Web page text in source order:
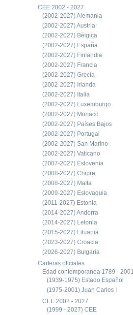
CEE 2002 - 2027
(2002-2027) Alemania
(2002-2027) Austria
(2002-2027) Bélgica
(2002-2027) España
(2002-2027) Finlandia
(2002-2027) Francia
(2002-2027) Grecia
(2002-2027) Irlanda
(2002-2027) Italia
(2002-2027) Luxemburgo
(2002-2027) Monaco
(2002-2027) Países Bajos
(2002-2027) Portugal
(2002-2027) San Marino
(2002-2027) Vaticano
(2007-2027) Eslovenia
(2008-2027) Chipre
(2008-2027) Malta
(2009-2027) Eslovaquia
(2011-2027) Estonia
(2014-2027) Andorra
(2014-2027) Letonia
(2015-2027) Lituania
(2023-2027) Croacia
(2026-2027) Bulgaria
Carteras oficiales
Edad contemporanea 1789 - 2001
(1939-1975) Estado Español
(1975-2001) Juan Carlos I
CEE 2002 - 2027
(1999 - 2027) CEE